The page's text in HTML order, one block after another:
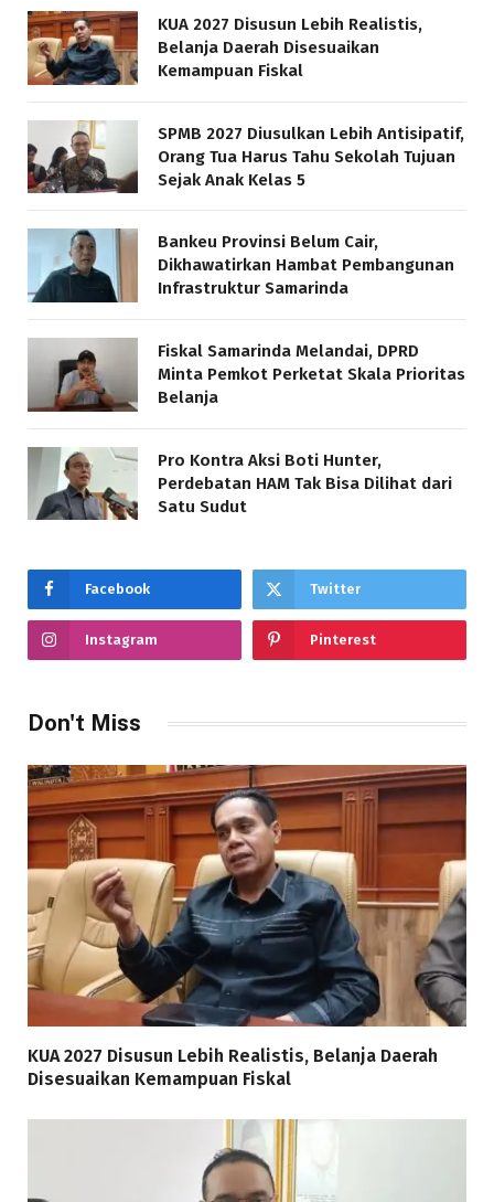
KUA 2027 Disusun Lebih Realistis,
Belanja Daerah Disesuaikan
Kemampuan Fiskal
SPMB 2027 Diusulkan Lebih Antisipatif,
Orang Tua Harus Tahu Sekolah Tujuan
Sejak Anak Kelas 5
Bankeu Provinsi Belum Cair,
Dikhawatirkan Hambat Pembangunan
Infrastruktur Samarinda
Fiskal Samarinda Melandai, DPRD
Minta Pemkot Perketat Skala Prioritas
Belanja
Pro Kontra Aksi Boti Hunter,
Perdebatan HAM Tak Bisa Dilihat dari
Satu Sudut
Facebook Twitter
Instagram Pinterest
Don't Miss
KUA 2027 Disusun Lebih Realistis, Belanja Daerah
Disesuaikan Kemampuan Fiskal